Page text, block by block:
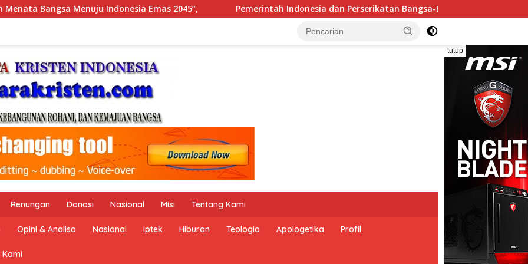
Pemerintah Indonesia dan Perserikatan Bangsa-Bangsa Peringati Hari Dunia Anti Perdagangan Orang 2026
tutup
Renungan Donasi Nasional Misi Tentang Kami
Opini & Analisa Nasional Iptek Hiburan Teologia Apologetika Profil
Kami